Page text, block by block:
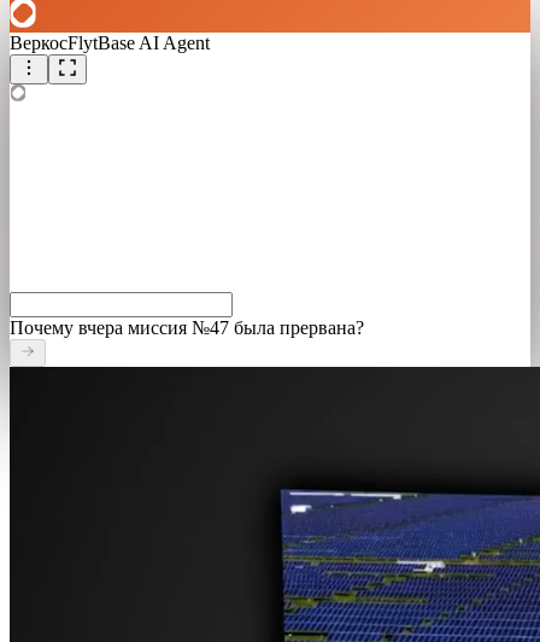
ВеркосFlytBase AI Agent
Почему вчера миссия №47 была прервана?